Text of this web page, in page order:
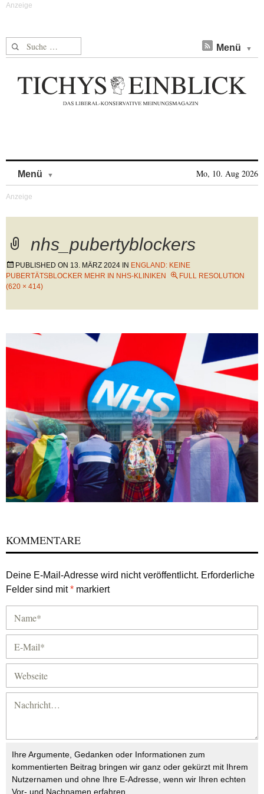
Suche nach: Menü
Menü Mo, 10. Aug 2026
nhs_pubertyblockers
PUBLISHED ON 13. MÄRZ 2024 IN ENGLAND: KEINE
PUBERTÄTSBLOCKER MEHR IN NHS-KLINIKEN
FULL RESOLUTION
(620 × 414)
KOMMENTARE
Deine E-Mail-Adresse wird nicht veröffentlicht. Erforderliche
Felder sind mit* markiert
Ihre Argumente, Gedanken oder Informationen zum
kommentierten Beitrag bringen wir ganz oder gekürzt mit Ihrem
Nutzernamen und ohne Ihre E-Adresse, wenn wir Ihren echten
Vor- und Nachnamen erfahren.